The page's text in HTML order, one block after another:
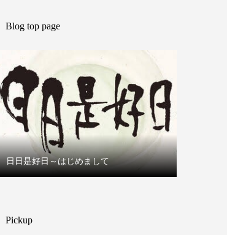
Blog top page
日日是好日～はじめまして
Pickup